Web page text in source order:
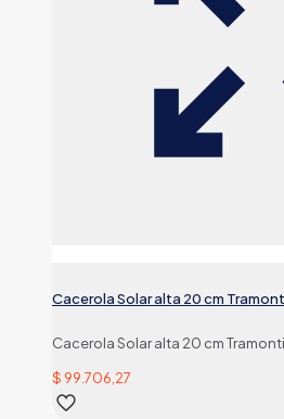
Cacerola Solar alta 20 cm
Cacerola Solar alta 20 cm
$ 99.706,27